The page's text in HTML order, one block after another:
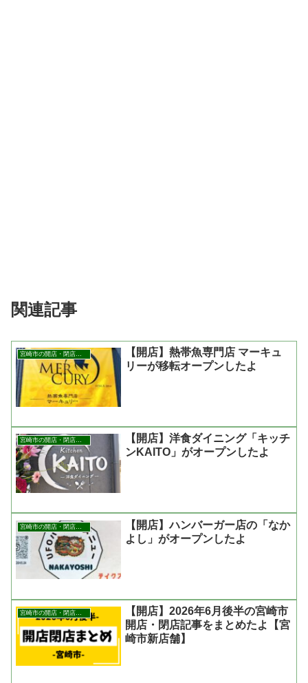
関連記事
宮崎市の開店・閉店まとめ
【開店】熱帯魚専門店 マーキュ
リーが移転オープンしたよ
宮崎市の開店・閉店まとめ
【開店】洋食ダイニング「キッチ
ンKAITO」がオープンしたよ
【開店】ハンバーガー店の「なか
よし」がオープンしたよ
【開店】2026年6月後半の宮崎市
開店・閉店記事をまとめたよ【宮
崎市新店舗】